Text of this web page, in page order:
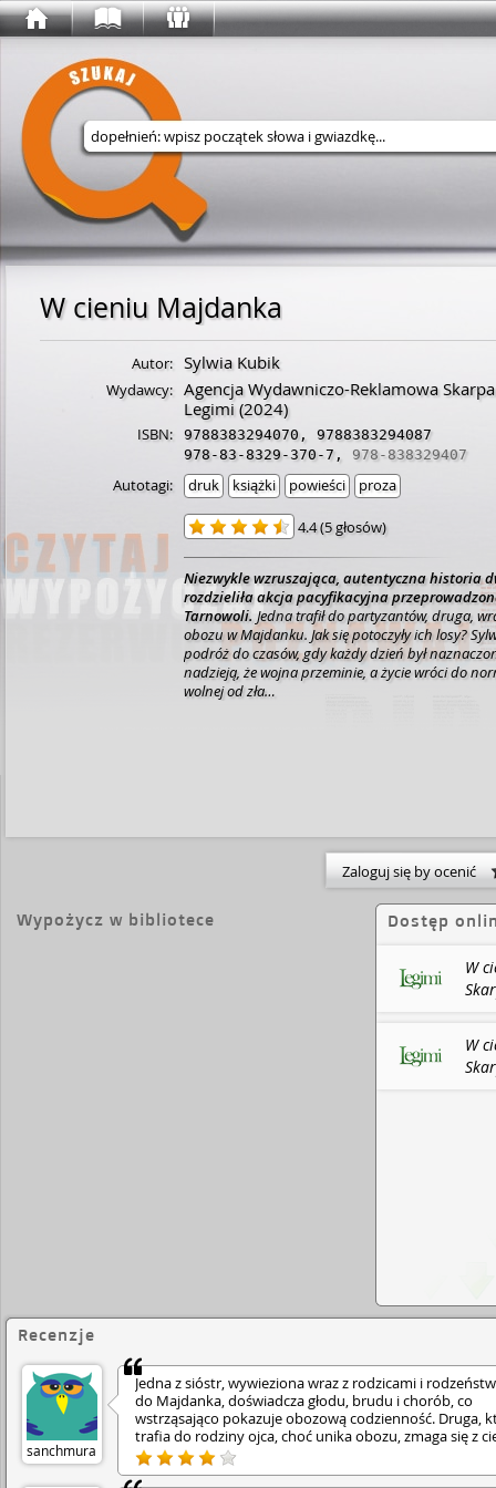
Wyszukaj w serwisie
W cieniu Majdanka
Autor: Sylwia Kubik
Wydawcy: Agencja Wydawniczo-Reklamowa
Legimi (2024)
ISBN: 9788383294070, 9788383294087
978-83-8329-370-7 , 978-838329407
Autotagi: druk książki powieści proza
4.4(5 głosów)
Niezwykle wzruszająca, autentyczna historia
rozdzieliła akcja pacyfikacyjna
Tarnowoli. Jedna trafił do partyzantów, druga,
obozu w Majdanku. Jak się potoczyły ich losy?
podróż do czasów, gdy każdy dzień był
nadzieją, że wojna przeminie, a życie wróci do
wolnej od zła…
Zaloguj się by ocenić
Wypożycz w bibliotece Dostęp
W
W
Recenzje
sanchmura
Jedna z sióstr, wywieziona wraz z rodzicami i
do Majdanka, doświadcza głodu, brudu i chorób, co
wstrząsająco pokazuje obozową codzienność. Druga,
trafia do rodziny ojca, choć unika obozu, zmaga się z
pracą na roli i ogromną tęsknotą za bliskimi, która
ja wyniszcza. Różne drogi bohaterek tworzą